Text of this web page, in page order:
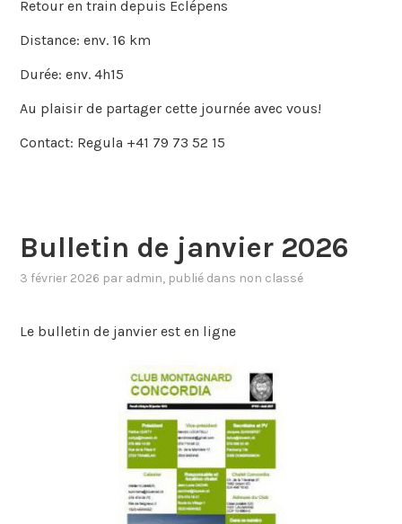
Retour en train depuis Eclépens
Distance: env. 16 km
Durée: env. 4h15
Au plaisir de partager cette journée avec vous!
Contact: Regula +41 79 73 52 15
Bulletin de janvier 2026
3 février 2026 par admin, publié dans non classé
Le bulletin de janvier est en ligne